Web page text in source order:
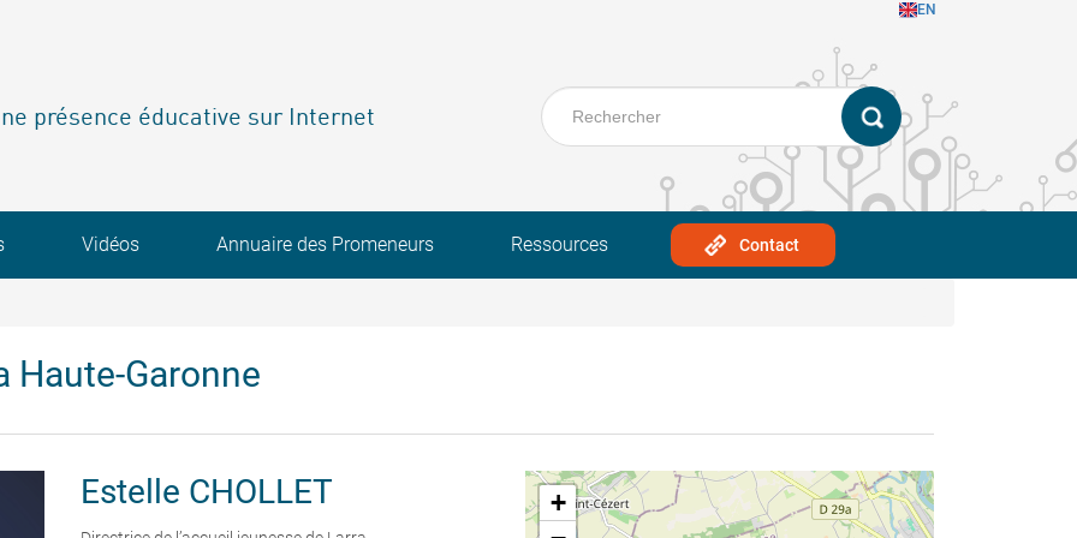
EN
présence éducative sur Internet
Vidéos Annuaire des Promeneurs Ressources Contact
Haute-Garonne
Estelle CHOLLET
+